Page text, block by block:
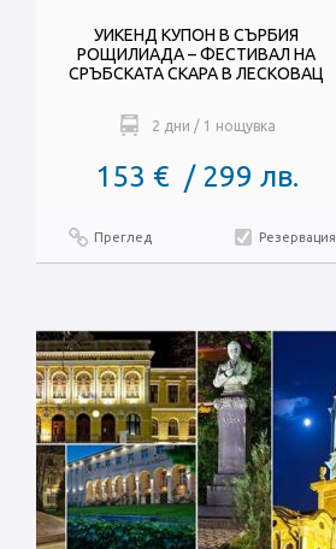
УИКЕНД КУПОН В СЪРБИЯ
РОЩИЛИАДА – ФЕСТИВАЛ НА
СРЪБСКАТА СКАРА В ЛЕСКОВАЦ
2 дни / 1 нощувка
153 € / 299 лв.
Преглед Резервация